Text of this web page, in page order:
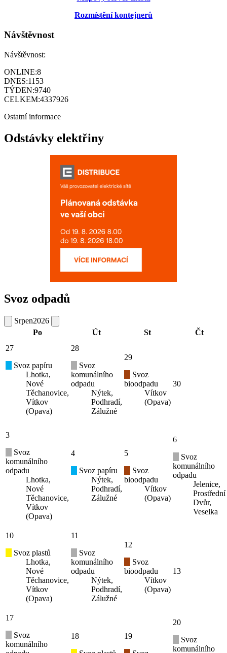
Rozmístění kontejnerů
Návštěvnost
Návštěvnost:
ONLINE:8
DNES:1153
TÝDEN:9740
CELKEM:4337926
Ostatní informace
Odstávky elektřiny
Svoz odpadů
Srpen2026
Po
Út St
Čt
27
Svoz papíru
Lhotka,
Nové
Těchanovice,
Vítkov
(Opava)
28
Svoz
komunálního
odpadu
Nýtek,
Podhradí,
Zálužné
29
Svoz
bioodpadu
Vítkov
(Opava)
30
3
Svoz
komunálního
odpadu
Lhotka,
Nové
Těchanovice,
Vítkov
(Opava)
4
Svoz papíru
Nýtek,
Podhradí,
Zálužné
5
Svoz
bioodpadu
Vítkov
(Opava)
6
Svoz
komunálního
odpadu
Jelenice,
Prostřední
Dvůr,
Veselka
10
Svoz plastů
Lhotka,
Nové
Těchanovice,
Vítkov
(Opava)
11
Svoz
komunálního
odpadu
Nýtek,
Podhradí,
Zálužné
12
Svoz
bioodpadu
Vítkov
(Opava)
13
17
Svoz
komunálního
18
19
20
Svoz
komunálního